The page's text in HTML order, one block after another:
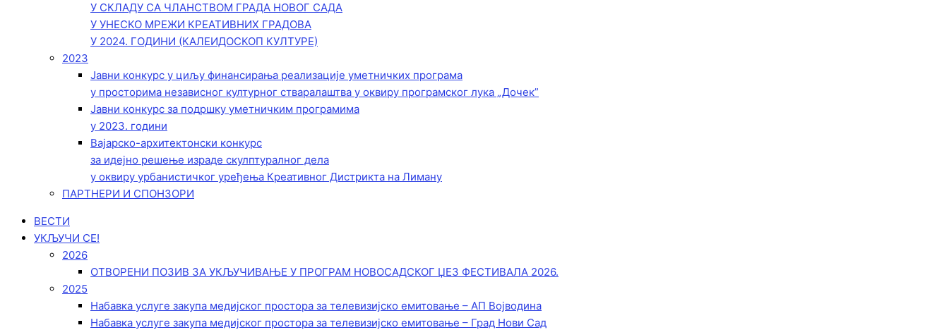
У СКЛАДУ СА ЧЛАНСТВОМ ГРАДА НОВОГ САДА
У УНЕСКО МРЕЖИ КРЕАТИВНИХ ГРАДОВА
У 2024. ГОДИНИ (КАЛЕИДОСКОП КУЛТУРЕ)
2023
Јавни конкурс у циљу финансирања реализације уметничких програма
у просторима независног културног стваралаштва у оквиру програмског лука „Дочек”
Јавни конкурс за подршку уметничким програмима
у 2023. години
Вајарско-архитектонски конкурс
за идејно решење израде скулптуралног дела
у оквиру урбанистичког уређења Креативног Дистрикта на Лиману
ПАРТНЕРИ И СПОНЗОРИ
ВЕСТИ
УКЉУЧИ СЕ!
2026
ОТВОРЕНИ ПОЗИВ ЗА УКЉУЧИВАЊЕ У ПРОГРАМ НОВОСАДСКОГ ЏЕЗ ФЕСТИВАЛА 2026.
2025
Набавка услуге закупа медијског простора за телевизијско емитовање – АП Војводинa
Набавка услуге закупа медијског простора за телевизијско емитовање – Град Нови Сад